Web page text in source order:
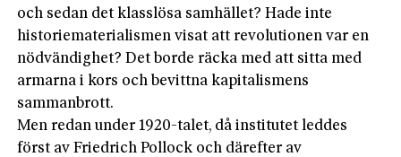
och sedan det klasslösa samhället? Hade inte
historiematerialismen visat att revolutionen var en
nödvändighet? Det borde räcka med att sitta med
armarna i kors och bevittna kapitalismens
sammanbrott.
Men redan under 1920-talet, då institutet leddes
först av Friedrich Pollock och därefter av